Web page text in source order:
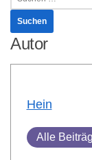
Autor
Hein
Alle